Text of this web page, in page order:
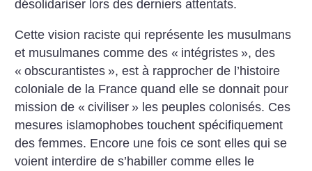
désolidariser lors des derniers attentats.
Cette vision raciste qui représente les musulmans
et musulmanes comme des « intégristes », des
« obscurantistes », est à rapprocher de l’histoire
coloniale de la France quand elle se donnait pour
mission de « civiliser » les peuples colonisés. Ces
mesures islamophobes touchent spécifiquement
des femmes. Encore une fois ce sont elles qui se
voient interdire de s’habiller comme elles le